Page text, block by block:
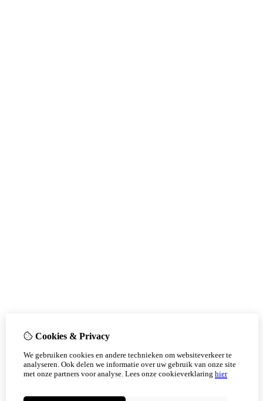
Cookies & Privacy
We gebruiken cookies en andere technieken om websiteverkeer te
analyseren. Ook delen we informatie over uw gebruik van onze site
met onze partners voor analyse. Lees onze cookieverklaring hier